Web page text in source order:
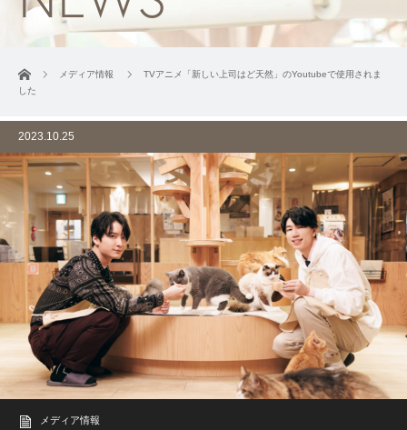
ホーム メディア情報
TVアニメ「新しい上司はど天然」のYoutubeで使用されま
した
2023.10.25
メディア情報